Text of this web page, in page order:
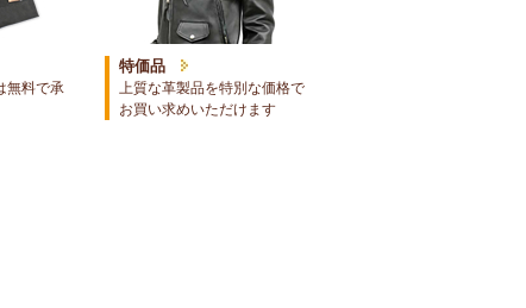
無料で承
特価品
上質な革製品を特別な価格で
お買い求めいただけます